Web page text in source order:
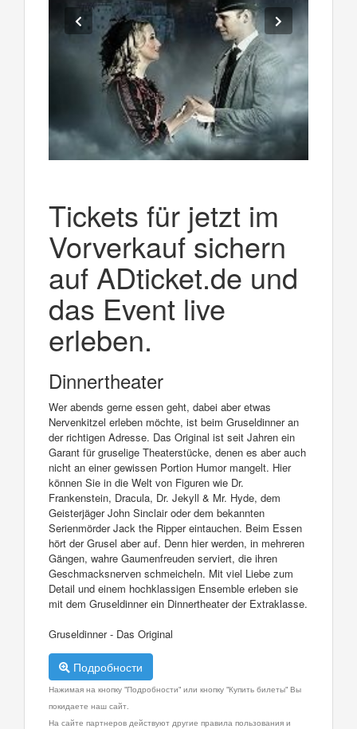
Tickets für jetzt im
Vorverkauf sichern
auf ADticket.de und
das Event live
erleben.
Dinnertheater
Wer abends gerne essen geht, dabei aber etwas
Nervenkitzel erleben möchte, ist beim Gruseldinner an
der richtigen Adresse. Das Original ist seit Jahren ein
Garant für gruselige Theaterstücke, denen es aber auch
nicht an einer gewissen Portion Humor mangelt. Hier
können Sie in die Welt von Figuren wie Dr.
Frankenstein, Dracula, Dr. Jekyll & Mr. Hyde, dem
Geisterjäger John Sinclair oder dem bekannten
Serienmörder Jack the Ripper eintauchen. Beim Essen
hört der Grusel aber auf. Denn hier werden, in mehreren
Gängen, wahre Gaumenfreuden serviert, die ihren
Geschmacksnerven schmeicheln. Mit viel Liebe zum
Detail und einem hochklassigen Ensemble erleben sie
mit dem Gruseldinner ein Dinnertheater der Extraklasse.
Gruseldinner - Das Original
Подробности
Нажимая на кнопку "Подробности" или кнопку "Купить билеты" Вы
покидаете наш сайт.
На сайте партнеров действуют другие правила пользования и